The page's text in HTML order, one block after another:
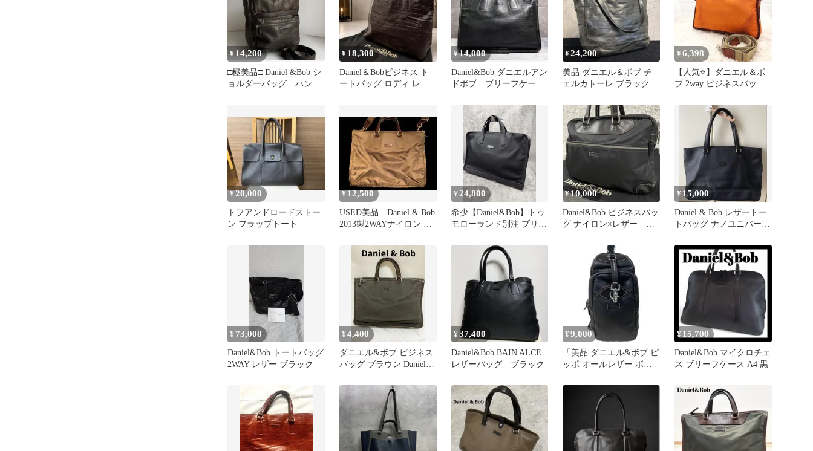
¥ 14,200
□極美品□ Daniel &Bob シ
ョルダーバッグ ハンド
¥ 18,300
Daniel＆Bobビジネス ト
ートバッグ ロディ レザ
¥14,000
Daniel&Bob ダニエルアン
ドボブ ブリーフケー
¥24,200
美品 ダニエル＆ボブ チ
ェルカトーレ ブラック
¥6,398
【人気⭐】ダニエル＆ボ
ブ 2way ビジネスバッグ
ジ
¥20,000
トフアンドロードストー
ン フラップトート
¥12,500
USED美品 Daniel & Bob
2013製2WAYナイロン ク
¥ 24,800
希少【Daniel&Bob】トゥ
モローランド別注 ブリー
¥10,000
Daniel&Bob ビジネスバッ
グ ナイロン×レザー A4
¥ 15,000
Daniel & Bob レザートー
トバッグ ナノユニバース
¥ 73,000
Daniel&Bob トートバッグ
2WAY レザー ブラック
¥4,400
ダニエル&ボブ ビジネス
バッグ ブラウン Daniel &
¥37,400
Daniel&Bob BAIN ALCE
レザーバッグ ブラック
¥ 9,000
「美品 ダニエル&ボブ ピ
ッポ オールレザー ボデ
¥ 15,700
Daniel&Bob マイクロチェ
ス ブリーフケース A4 黒